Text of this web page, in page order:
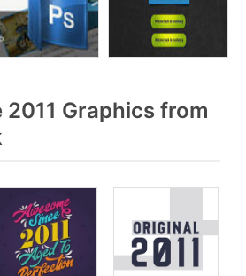
2011 Graphics from